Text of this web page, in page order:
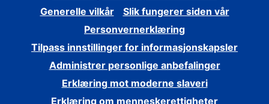
Generelle vilkår
Slik fungerer siden vår
Personvernerklæring
Tilpass innstillinger for informasjonskapsler
Administrer personlige anbefalinger
Erklæring mot moderne slaveri
Erklæring om menneskerettigheter